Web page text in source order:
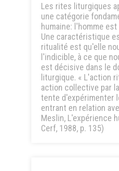
Les rites liturgiques
une catégorie
humaine: l'homme
Une caractéristique
ritualité est qu'elle
l'indicible, à ce que
est décisive dans le
liturgique. « L'action
action collective par
tente d'expérimenter
entrant en relation
Meslin, L'expérience
Cerf, 1988, p. 135)